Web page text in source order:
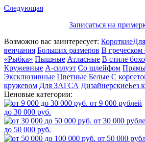
Следующая
Записаться на
Возможно вас заинтересует: Короткие
венчания Больших размеров В греческом
«Рыбка» Пышные Атласные В стиле бохо
Кружевные А-силуэт Со шлейфом
Эксклюзивные Цветные Белые С
кружевом Для ЗАГСА ДизайнерскиеБез
Ценовые категории:
от 9 000 рублей
до 30 000 руб.
от 30 000
до 50 000 руб.
от 50 000